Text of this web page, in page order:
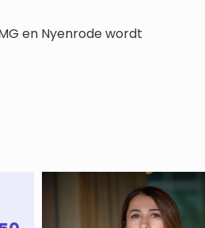
en Nyenrode wordt